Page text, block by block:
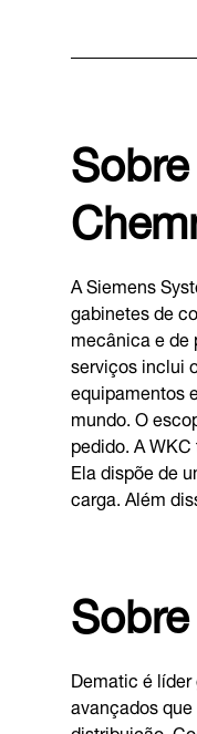
A Siemens
gabinetes de
mecânica e
serviços inclui
equipamentos
mundo. O
pedido. A
Ela dispõe de
carga. Além
Dematic é
avançados